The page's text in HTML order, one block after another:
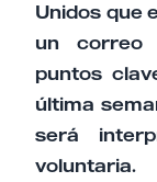
Unidos que
un correo
puntos
última
será
voluntaria.